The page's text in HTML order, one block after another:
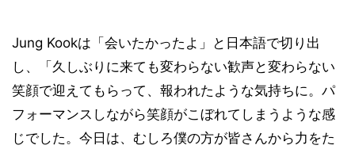
Jung Kookは「会いたかったよ」と日本語で切り出
し、「久しぶりに来ても変わらない歓声と変わらない
笑顔で迎えてもらって、報われたような気持ちに。パ
フォーマンスしながら笑顔がこぼれてしまうような感
じでした。今日は、むしろ僕の方が皆さんから力をた